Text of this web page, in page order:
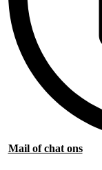
Mail of chat ons